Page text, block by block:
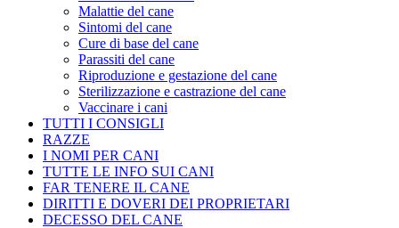
Malattie del cane
Sintomi del cane
Cure di base del cane
Parassiti del cane
Riproduzione e gestazione del cane
Sterilizzazione e castrazione del cane
Vaccinare i cani
TUTTI I CONSIGLI
RAZZE
I NOMI PER CANI
TUTTE LE INFO SUI CANI
FAR TENERE IL CANE
DIRITTI E DOVERI DEI PROPRIETARI
DECESSO DEL CANE